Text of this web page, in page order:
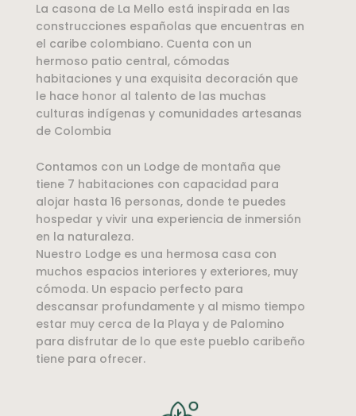
La casona de La Mello está inspirada en las
construcciones españolas que encuentras en
el caribe colombiano. Cuenta con un
hermoso patio central, cómodas
habitaciones y una exquisita decoración que
le hace honor al talento de las muchas
culturas indígenas y comunidades artesanas
de Colombia
Contamos con un Lodge de montaña que
tiene 7 habitaciones con capacidad para
alojar hasta 16 personas, donde te puedes
hospedar y vivir una experiencia de inmersión
en la naturaleza.
Nuestro Lodge es una hermosa casa con
muchos espacios interiores y exteriores, muy
cómoda. Un espacio perfecto para
descansar profundamente y al mismo tiempo
estar muy cerca de la Playa y de Palomino
para disfrutar de lo que este pueblo caribeño
tiene para ofrecer.